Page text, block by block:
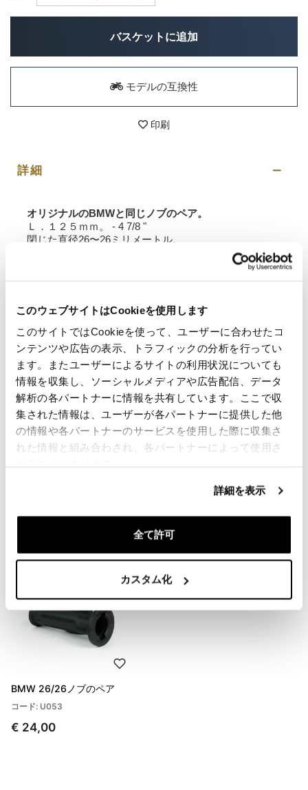
このウェブサイトはCookieを使用します
このサイトではCookieを使って、ユーザーに合わせたコ
ンテンツや広告の表示、トラフィックの分析を行ってい
ます。またユーザーによるサイトの利用状況についても
情報を収集し、ソーシャルメディアや広告配信、データ
解析の各パートナーに情報を共有しています。ここで収
集された情報は、ユーザーが各パートナーに提供した他
の情報や各パートナーのサービスを使用した際に収集さ
れた情報と組み合わされ、各パートナーによって使用さ
詳細を表示
全て許可
カスタム化
バスケットに追加
モデルの互換性
印刷
詳細
オリジナルのBMWと同じノブのペア。
Ｌ．１２５ｍｍ。 - 4 7/8 "
閉じた直径26〜26ミリメートル。
要請情報
レビュー
レビューを書くには、 ログイン する必要があります。
Condividi 送信
BMW 26/26ノブのペア
コード: U053
€ 24,00